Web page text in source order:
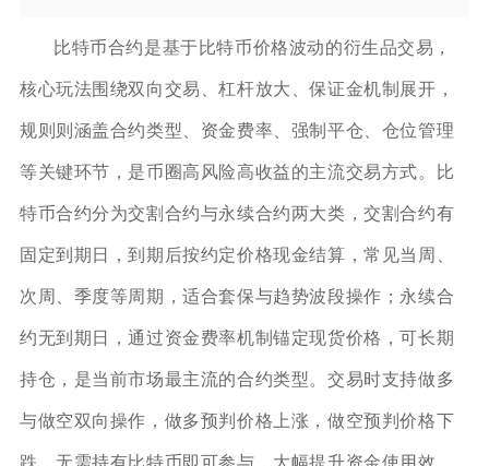
比特币合约是基于比特币价格波动的衍生品交易，
核心玩法围绕双向交易、杠杆放大、保证金机制展开，
规则则涵盖合约类型、资金费率、强制平仓、仓位管理
等关键环节，是币圈高风险高收益的主流交易方式。比
特币合约分为交割合约与永续合约两大类，交割合约有
固定到期日，到期后按约定价格现金结算，常见当周、
次周、季度等周期，适合套保与趋势波段操作；永续合
约无到期日，通过资金费率机制锚定现货价格，可长期
持仓，是当前市场最主流的合约类型。交易时支持做多
与做空双向操作，做多预判价格上涨，做空预判价格下
跌，无需持有比特币即可参与，大幅提升资金使用效